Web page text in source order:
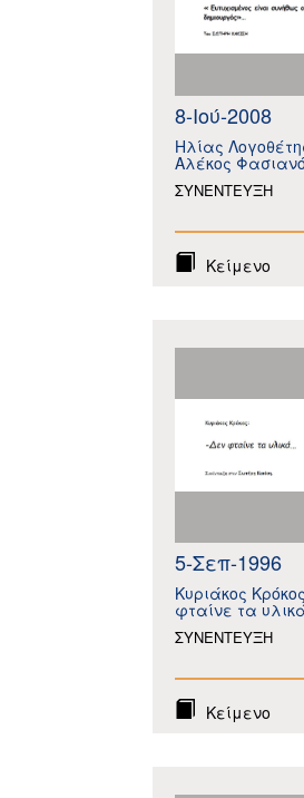
8-Ιού-2008
Ηλίας
Αλέκος
ΣΥΝΕΝΤΕΥΞΗ
Κείμενο
5-Σεπ-1996
Κυριάκος
φταίνε τα
ΣΥΝΕΝΤΕΥΞΗ
Κείμενο